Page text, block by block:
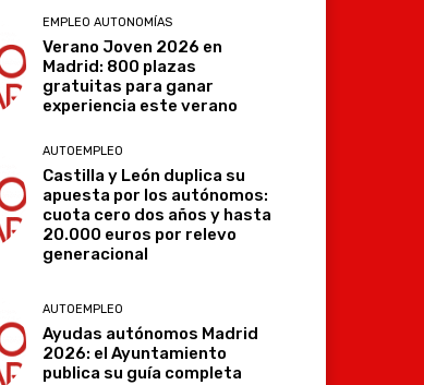
Telegram
EMPLEO AUTONOMÍAS
Verano Joven 2026 en
Madrid: 800 plazas
gratuitas para ganar
experiencia este verano
AUTOEMPLEO
Castilla y León duplica su
apuesta por los autónomos:
cuota cero dos años y hasta
20.000 euros por relevo
generacional
AUTOEMPLEO
Ayudas autónomos Madrid
2026: el Ayuntamiento
publica su guía completa